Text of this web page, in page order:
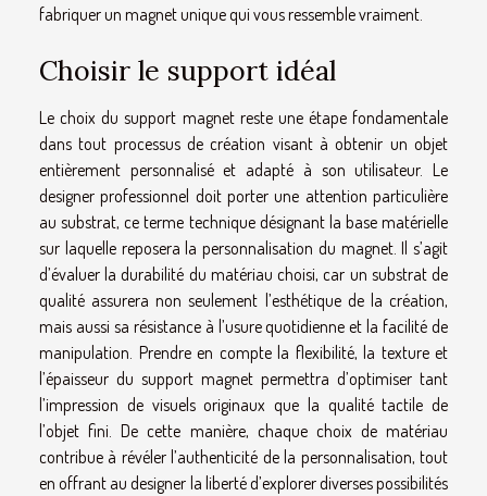
fabriquer un magnet unique qui vous ressemble vraiment.
Choisir le support idéal
Le choix du support magnet reste une étape fondamentale
dans tout processus de création visant à obtenir un objet
entièrement personnalisé et adapté à son utilisateur. Le
designer professionnel doit porter une attention particulière
au substrat, ce terme technique désignant la base matérielle
sur laquelle reposera la personnalisation du magnet. Il s’agit
d’évaluer la durabilité du matériau choisi, car un substrat de
qualité assurera non seulement l’esthétique de la création,
mais aussi sa résistance à l’usure quotidienne et la facilité de
manipulation. Prendre en compte la flexibilité, la texture et
l’épaisseur du support magnet permettra d’optimiser tant
l’impression de visuels originaux que la qualité tactile de
l’objet fini. De cette manière, chaque choix de matériau
contribue à révéler l’authenticité de la personnalisation, tout
en offrant au designer la liberté d’explorer diverses possibilités